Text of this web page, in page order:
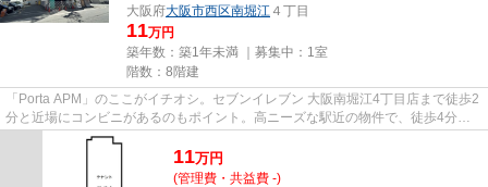
大阪府大阪市西区南堀江 ４丁目
11万円
築年数：築1年未満 ｜募集中： 1室
階数：8階建
「Porta APM」のここがイチオシ。セブンイレブン 大阪南堀江4丁目店まで徒歩2
分と近場にコンビニがあるのもポイント。高ニーズな駅近の物件で、徒歩4分で
駅に行くことができます。駐車...
11万円
(管理費・共益費 -)